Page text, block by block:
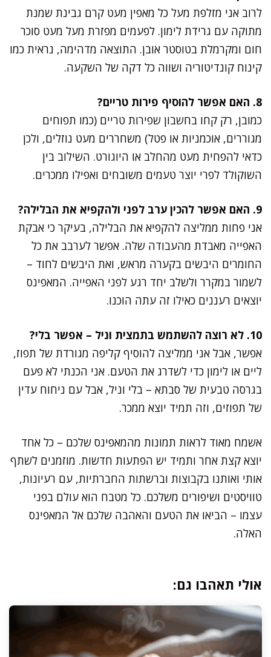
לרוב אני מזלפת מעל כל מאפין מעט קרם גבינת שמנת
מתוקה עם גרידת לימון. לפעמים מפזרת מעל מעט סוכר
חום ומקרמלת בטוסטר אובן. התוצאה מדהימה, נראית כמו
קינוח קונדיטוריה ושווה כל דקה של השקעה.
8. האם אפשר להוסיף פירות טריים?
כמובן, רק קחו בחשבון שפירות טריים (כמו תפוחים
מגוררים, אוכמניות או פטל) משחררים מעט נוזלים, ולכן
כדאי להפחית מעט מהחלב או היוגורט. השילוב בין
השוקולד לפרי יוצר טעמים משובחים ואפילו ממכרים.
9. האם אפשר להכין ערב לפני ולהקפיא את הבלילה?
אני פחות ממליצה להקפיא את הבלילה, בעיקר כי אבקת
האפייה מאבדת מהעבודה שלה. אפשר לערבב את כל
החומרים היבשים בקערה מראש, ואת היבשים לחוד –
לשמור במקרר ולשלב יחד רגע לפני האפייה. המאפינס
יוצאים רעננים כאילו זה עתה הוכנו.
10. לא רוצה להשתמש בתמצית וניל – אפשר בלי?
אפשר, אבל אני ממליצה להוסיף קליפה מגורדת של תפוז,
ליים או לימון כדי לשדרג את הטעם. אני הכנתי לא פעם
בגרסה טבעית של סבתא – בלי וניל, אבל עם ניחוח עדין
של תפוזים, וזה תמיד יוצא ממכר.
אשמח מאוד לראות תמונות מהמאפינס שלכם – כל אחד
יוצא קצת אחר ותמיד יש הפתעות חדשות. מוזמנים לשתף
אותי ואותנו בקבוצות וברשתות החברתיות, עם רעיונות,
טוויסטים ושיפורים משלכם. כל מטבח הוא עולם בפני
עצמו – הביאו את הטעם והאהבה שלכם אל המאפינס
האלה.
אולי תאהבו גם: